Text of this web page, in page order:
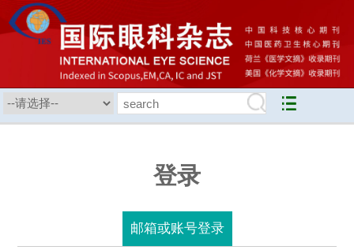
登录
邮箱或账号登录